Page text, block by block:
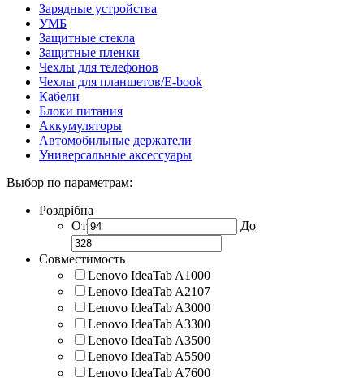
Зарядные устройства
УМБ
Защитные стекла
Защитные пленки
Чехлы для телефонов
Чехлы для планшетов/E-book
Кабели
Блоки питания
Аккумуляторы
Автомобильные держатели
Универсальные аксессуары
Выбор по параметрам:
Роздрібна
От
До
Совместимость
Lenovo IdeaTab A1000
Lenovo IdeaTab A2107
Lenovo IdeaTab A3000
Lenovo IdeaTab A3300
Lenovo IdeaTab A3500
Lenovo IdeaTab A5500
Lenovo IdeaTab A7600